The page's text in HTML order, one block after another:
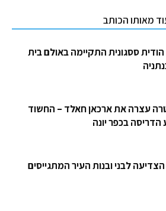
מאותו הכותב
הודית ססגונית התקיימה באולם בית
עצרה את ארכאן חאלד – החשוד
הדריסה בכפר יונה
לבני ובנות העיר המתגייסים